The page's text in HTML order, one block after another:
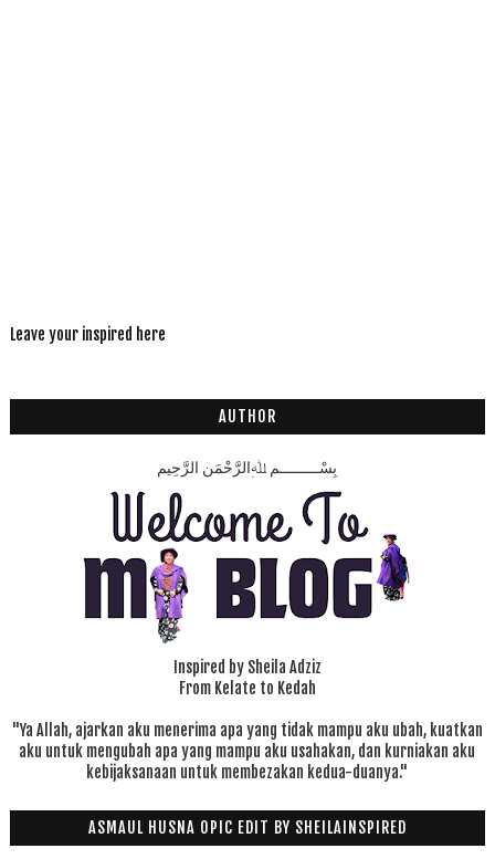
Leave your inspired here
AUTHOR
بِسْـــــــــمِ ﷲِالرَّحْمَنِ الرَّحِيم
Inspired by Sheila Adziz
From Kelate to Kedah
"Ya Allah, ajarkan aku menerima apa yang tidak mampu aku ubah, kuatkan
aku untuk mengubah apa yang mampu aku usahakan, dan kurniakan aku
kebijaksanaan untuk membezakan kedua-duanya."
ASMAUL HUSNA OPIC EDIT BY SHEILAINSPIRED